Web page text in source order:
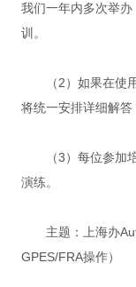
我们一年内多次举
训。
（2）如果在使用
将统一安排详细解答
（3）每位参加培
演练。
主题：上海办
GPES/FRA操作）